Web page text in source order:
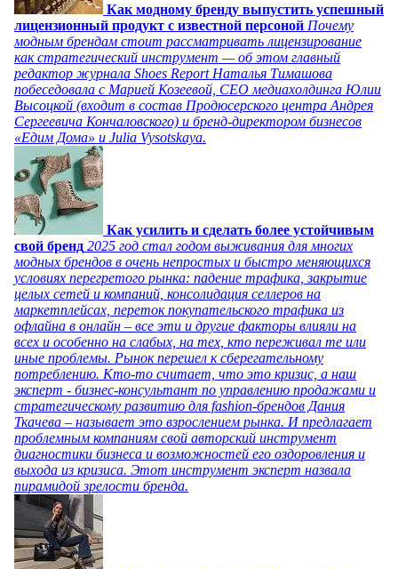
Как модному бренду выпустить успешный
лицензионный продукт с известной персоной Почему
модным брендам стоит рассматривать лицензирование
как стратегический инструмент — об этом главный
редактор журнала Shoes Report Наталья Тимашова
побеседовала с Марией Козеевой, СЕО медиахолдинга Юлии
Высоцкой (входит в состав Продюсерского центра Андрея
Сергеевича Кончаловского) и бренд-директором бизнесов
«Едим Дома» и Julia Vysotskaya.
Как усилить и сделать более устойчивым
свой бренд 2025 год стал годом выживания для многих
модных брендов в очень непростых и быстро меняющихся
условиях перегретого рынка: падение трафика, закрытие
целых сетей и компаний, консолидация селлеров на
маркетплейсах, переток покупательского трафика из
офлайна в онлайн – все эти и другие факторы влияли на
всех и особенно на слабых, на тех, кто переживал те или
иные проблемы. Рынок перешел к сберегательному
потреблению. Кто-то считает, что это кризис, а наш
эксперт - бизнес-консультант по управлению продажами и
стратегическому развитию для fashion-брендов Дания
Ткачева – называет это взрослением рынка. И предлагает
проблемным компаниям свой авторский инструмент
диагностики бизнеса и возможностей его оздоровления и
выхода из кризиса. Этот инструмент эксперт назвала
пирамидой зрелости бренда.